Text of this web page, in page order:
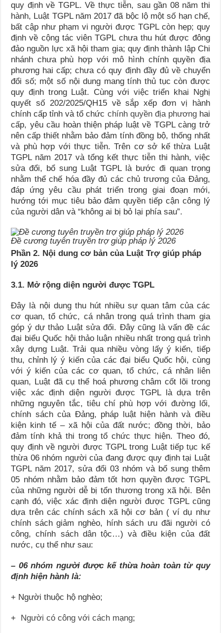
quy định về TGPL. Về thực tiễn, sau gần 08 năm thi
hành, Luật TGPL năm 2017 đã bộc lộ một số hạn chế,
bất cập như phạm vi người được TGPL còn hẹp; quy
định về cộng tác viên TGPL chưa thu hút được đông
đảo nguồn lực xã hội tham gia; quy định thành lập Chi
nhánh chưa phù hợp với mô hình chính quyền địa
phương hai cấp; chưa có quy định đầy đủ về chuyển
đổi số; một số nội dung mang tính thủ tục còn được
quy định trong Luật. Cùng với việc triển khai Nghị
quyết số 202/2025/QH15 về sắp xếp đơn vị hành
chính cấp tỉnh và tổ chức chính quyền địa phươnghai
cấp, yêu cầu hoàn thiện pháp luật về TGPL càng trở
nên cấp thiết nhằm bảo đảm tính đồng bộ, thống nhất
và phù hợp với thực tiễn. Trên cơ sở kế thừa Luật
TGPL năm 2017 và tổng kết thực tiễn thi hành, việc
sửa đổi, bổ sung Luật TGPL là bước đi quan trọng
nhằm thể chế hóa đầy đủ các chủ trương của Đảng,
đáp ứng yêu cầu phát triển trong giai đoạn mới,
hướng tới mục tiêu bảo đảm quyền tiếp cận công lý
của người dân và “không ai bị bỏ lại phía sau”.
Đề cương tuyên truyền trợ giúp pháp lý 2026
Phần 2. Nội dung cơ bản của Luật Trợ giúp pháp
lý 2026
3.1. Mở rộng diện người được TGPL
Đây là nội dung thu hút nhiều sự quan tâm của các
cơ quan, tổ chức, cá nhân trong quá trình tham gia
góp ý dự thảo Luật sửa đổi. Đây cũng là vấn đề các
đại biểu Quốc hội thảo luận nhiều nhất trong quá trình
xây dựng Luật. Trải qua nhiều vòng lấy ý kiến, tiếp
thu, chỉnh lý ý kiến của các đại biểu Quốc hội, cùng
với ý kiến của các cơ quan, tổ chức, cá nhân liên
quan, Luật đã cụ thể hoá phương châm cốt lõi trong
việc xác định diện người được TGPL là dựa trên
những nguyên tắc, tiêu chí phù hợp với đường lối,
chính sách của Đảng, pháp luật hiện hành và điều
kiện kinh tế – xã hội của đất nước; đồng thời, bảo
đảm tính khả thi trong tổ chức thực hiện. Theo đó,
quy định về người được TGPL trong Luật tiếp tục kế
thừa 06 nhóm người của đang được quy định tại Luật
TGPL năm 2017, sửa đổi 03 nhóm và bổ sung thêm
05 nhóm nhằm bảo đảm tốt hơn quyền được TGPL
của những người dễ bị tổn thương trong xã hội. Bên
cạnh đó, việc xác định diện người được TGPL cũng
dựa trên các chính sách xã hội cơ bản ( ví dụ như
chính sách giảm nghèo, hính sách ưu đãi người có
công, chính sách dân tộc…) và điều kiện của đất
nước, cụ thể như sau:
– 06 nhóm người được kế thừa hoàn toàn từ quy
định hiện hành là:
+ Người thuộc hộ nghèo;
+ Người có công với cách mạng;